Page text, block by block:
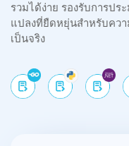
รวมได้ง่าย รองรับการป
แปลงที่ยืดหยุ่นสำหรับคว
เป็นจริง